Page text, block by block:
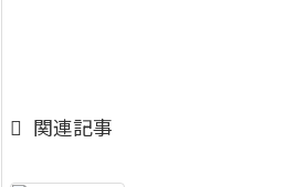
 関連記事